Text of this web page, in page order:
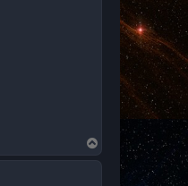
a
c